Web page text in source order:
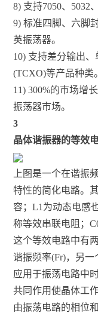
8) 支持7050、5032
9) 标准四脚、六脚
英振荡器。
10) 支持差分输出
(TCXO)等产品种类。
11) 300%的市场增
振荡器市场。
3
晶体谐振器的等效
上图是一个在谐振
特性的简化电路。
容；L1为动态电感
称等效串联电阻；
这个等效电路中有
谐振频率(Fr)，另
应用于振荡电路中
共同作用使晶体工
由振荡电路的相位